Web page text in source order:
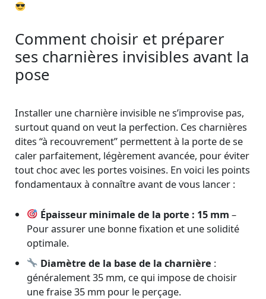
Comment choisir et préparer
ses charnières invisibles avant la
pose
Installer une charnière invisible ne s’improvise pas,
surtout quand on veut la perfection. Ces charnières
dites “à recouvrement” permettent à la porte de se
caler parfaitement, légèrement avancée, pour éviter
tout choc avec les portes voisines. En voici les points
fondamentaux à connaître avant de vous lancer :
Épaisseur minimale de la porte : 15 mm –
Pour assurer une bonne fixation et une solidité
optimale.
Diamètre de la base de la charnière :
généralement 35 mm, ce qui impose de choisir
une fraise 35 mm pour le perçage.